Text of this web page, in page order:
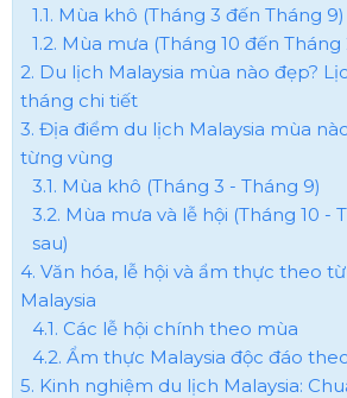
1.1. Mùa khô (Tháng 3 đến Tháng 9)
1.2. Mùa mưa (Tháng 10 đến Tháng
2. Du lịch Malaysia mùa nào đẹp?
tháng chi tiết
3. Địa điểm du lịch Malaysia mùa
từng vùng
3.1. Mùa khô (Tháng 3 - Tháng 9)
3.2. Mùa mưa và lễ hội (Tháng 10 -
sau)
4. Văn hóa, lễ hội và ẩm thực theo
Malaysia
4.1. Các lễ hội chính theo mùa
4.2. Ẩm thực Malaysia độc đáo
5. Kinh nghiệm du lịch Malaysia: